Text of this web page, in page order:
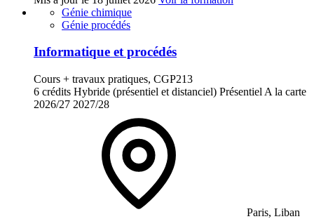
Génie chimique
Génie procédés
Informatique et procédés
Cours + travaux pratiques, CGP213
6 crédits Hybride (présentiel et distanciel) Présentiel A la carte
2026/27 2027/28
Paris, Liban